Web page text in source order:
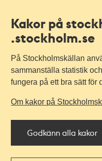
Kakor på
.stockholm.se
På Stockholmskällan
sammanställa statistik
fungera på ett bra sätt för
Om kakor på
Godkänn alla kakor